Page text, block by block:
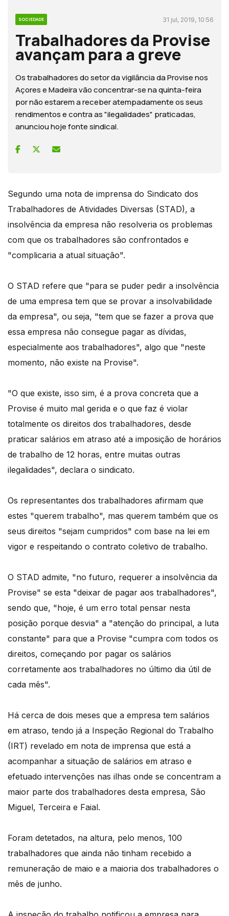
SOCIEDADE 31 jul, 2019, 10:56
Trabalhadores da Provise
avançam para a greve
Os trabalhadores do setor da vigilância da Provise nos
Açores e Madeira vão concentrar-se na quinta-feira
por não estarem a receber atempadamente os seus
rendimentos e contra as "ilegalidades" praticadas,
anunciou hoje fonte sindical.
Segundo uma nota de imprensa do Sindicato dos
Trabalhadores de Atividades Diversas (STAD), a
insolvência da empresa não resolveria os problemas
com que os trabalhadores são confrontados e
"complicaria a atual situação".
O STAD refere que "para se puder pedir a insolvência
de uma empresa tem que se provar a insolvabilidade
da empresa", ou seja, "tem que se fazer a prova que
essa empresa não consegue pagar as dívidas,
especialmente aos trabalhadores", algo que "neste
momento, não existe na Provise".
"O que existe, isso sim, é a prova concreta que a
Provise é muito mal gerida e o que faz é violar
totalmente os direitos dos trabalhadores, desde
praticar salários em atraso até a imposição de horários
de trabalho de 12 horas, entre muitas outras
ilegalidades", declara o sindicato.
Os representantes dos trabalhadores afirmam que
estes "querem trabalho", mas querem também que os
seus direitos "sejam cumpridos" com base na lei em
vigor e respeitando o contrato coletivo de trabalho.
O STAD admite, "no futuro, requerer a insolvência da
Provise" se esta "deixar de pagar aos trabalhadores",
sendo que, "hoje, é um erro total pensar nesta
posição porque desvia" a "atenção do principal, a luta
constante" para que a Provise "cumpra com todos os
direitos, começando por pagar os salários
corretamente aos trabalhadores no último dia útil de
cada mês".
Há cerca de dois meses que a empresa tem salários
em atraso, tendo já a Inspeção Regional do Trabalho
(IRT) revelado em nota de imprensa que está a
acompanhar a situação de salários em atraso e
efetuado intervenções nas ilhas onde se concentram a
maior parte dos trabalhadores desta empresa, São
Miguel, Terceira e Faial.
Foram detetados, na altura, pelo menos, 100
trabalhadores que ainda não tinham recebido a
remuneração de maio e a maioria dos trabalhadores o
mês de junho.